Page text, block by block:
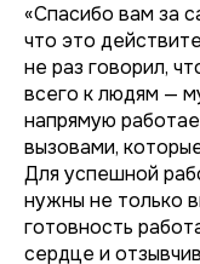
«Спасибо вам за
что это
не раз говорил,
всего к людям —
напрямую
вызовами,
Для успешной
нужны не только
готовность
сердце и